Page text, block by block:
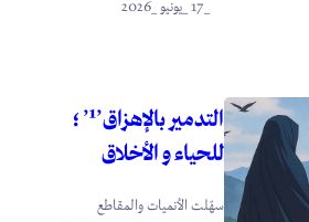
التدمير بالإهزاق’¹’ ؛
للحياء و الأخلاق
سهّلت الأنميات والمقاطع